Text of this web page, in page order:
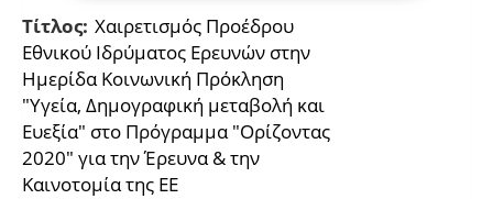
Τίτλος: Χαιρετισμός Προέδρου
Εθνικού Ιδρύματος Ερευνών στην
Ημερίδα Κοινωνική Πρόκληση
"Υγεία, Δημογραφική μεταβολή και
Ευεξία" στο Πρόγραμμα "Oρίζοντας
2020" για την Έρευνα & την
Καινοτομία της ΕΕ